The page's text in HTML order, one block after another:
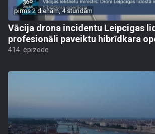
pirms 2 dienām, 4 stundām
Vācija drona incidentu Leipcigas
profesionāli paveiktu hibrīdkara
414. epizode